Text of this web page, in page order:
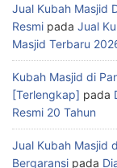
Jual Kubah Masjid
Resmi pada Jual
Masjid Terbaru
Kubah Masjid di
[Terlengkap] pada
Resmi 20 Tahun
Jual Kubah Masjid
Bergaransi pada